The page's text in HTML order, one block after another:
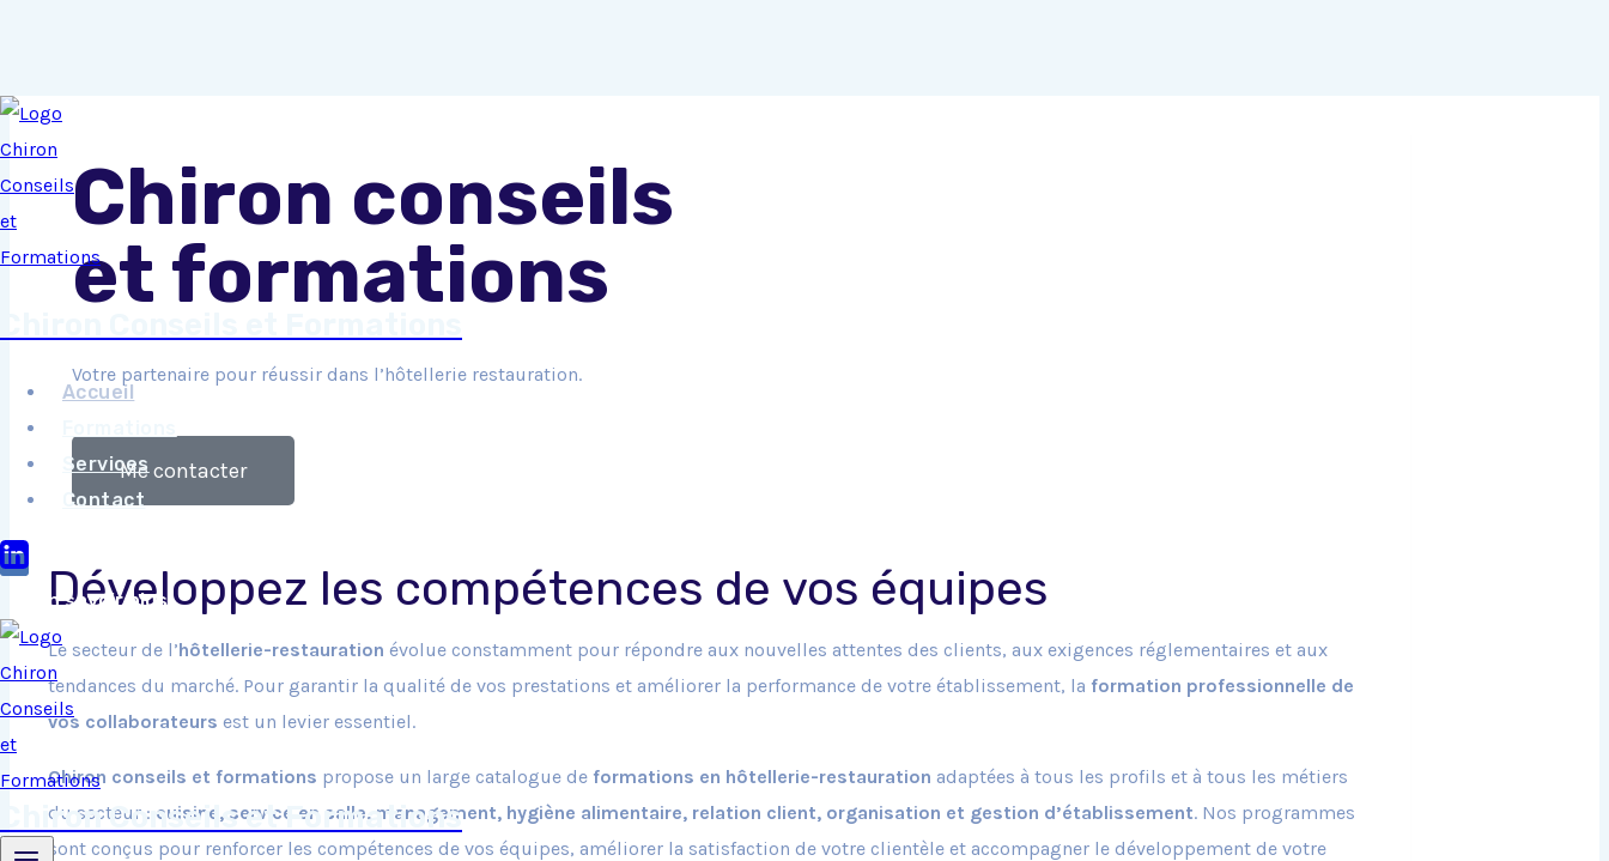
Accueil
Services
Contact
En savoir plus
Chiron Conseils et Formations
Chiron conseils
et formations
Votre partenaire pour réussir dans l’hôtellerie restauration.
Me contacter
Développez les compétences de vos équipes
Le secteur de l’hôtellerie-restauration évolue constamment pour répondre aux nouvelles attentes des clients, aux exigences réglementaires et aux
tendances du marché. Pour garantir la qualité de vos prestations et améliorer la performance de votre établissement, la formation professionnelle de
vos collaborateurs est un levier essentiel.
Chiron conseils et formations propose un large catalogue de formations en hôtellerie-restauration adaptées à tous les profils et à tous les métiers
du secteur : cuisine, service en salle, management, hygiène alimentaire, relation client, organisation et gestion d’établissement. Nos programmes
sont conçus pour renforcer les compétences de vos équipes, améliorer la satisfaction de votre clientèle et accompagner le développement de votre